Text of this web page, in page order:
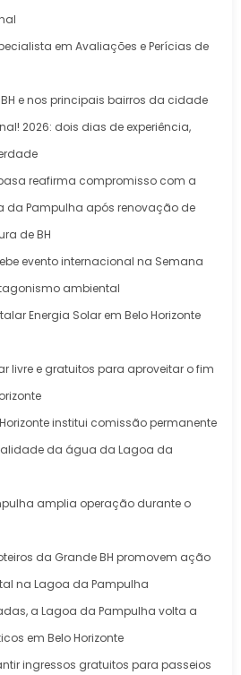
em Avaliações e Perícias de
e nos principais bairros da cidade
2026: dois dias de experiência,
reafirma compromisso com a
da Pampulha após renovação de
de BH
evento internacional na Semana
ambiental
Energia Solar em Belo Horizonte
livre e gratuitos para aproveitar o fim
institui comissão permanente
da água da Lagoa da
amplia operação durante o
da Grande BH promovem ação
na Lagoa da Pampulha
a Lagoa da Pampulha volta a
em Belo Horizonte
ingressos gratuitos para passeios